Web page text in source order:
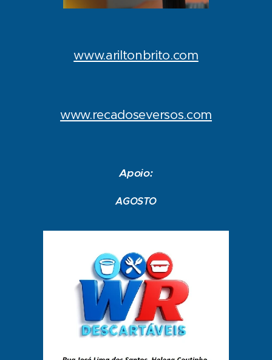
www.ariltonbrito.com
www.recadoseversos.com
Apoio:
AGOSTO